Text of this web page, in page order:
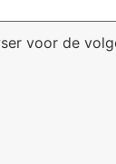
voor de